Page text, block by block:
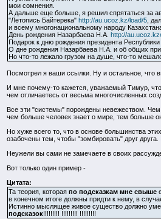
мои сомнения.
А дальше еще больше, я решил спрятаться за
"Летопись Байтерека" http://au.ucoz.kz/load/5,
и всему многонациональному народу
День рождения Назарбаева Н.А. http://
Подарок к дню рождения президента
О дне рождения Назарбаева Н.А. и об общих
Но что-то лежало грузом на душе, что-то
Посмотрел я ваши ссылки. Ну и остальное, что
И мне почему-то кажется, уважаемый Тимур,
чем отличаетесь от весьма многочисленных
Все эти "системы" порождены невежеством.
чем больше человек знает о мире, тем больше
Но хуже всего то, что в основе большинства
озабочены тем, чтобы "зомбировать" друг
Неужели вы сами не замечаете в своих
Вот только один пример -
Цитата:
Та теория, которая по подсказкам мне свыше
в конечном итоге должны придти к нему, в
Истинно мыслящее живое существо должно
подсказок!!!!!!!!! !!!!!!!!! !!!!!!!!!